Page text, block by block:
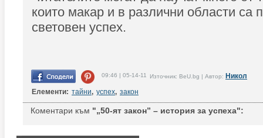
които макар и в различни области са
световен успех.
09:46 | 05-14-11 Източник: BeU.bg | Автор: Никол
Елементи: тайни, успех, закон
Коментари към "„50-ят закон” – история за успеха":